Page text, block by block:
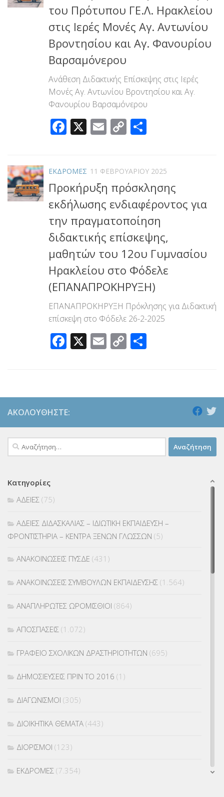
του Πρότυπου ΓΕ.Λ. Ηρακλείου
στις Ιερές Μονές Αγ. Αντωνίου
Βροντησίου και Αγ. Φανουρίου
Βαρσαμόνερου
Ανάθεση Διδακτικής Επίσκεψης στις Ιερές
Μονές Αγ. Αντωνίου Βροντησίου και Αγ.
Φανουρίου Βαρσαμόνερου
Facebook
X Email
Copy
ΕΚΔΡΟΜΕΣ 11 ΦΕΒΡΟΥΑΡΊΟΥ 2025
Προκήρυξη πρόσκλησης
εκδήλωσης ενδιαφέροντος για
την πραγματοποίηση
διδακτικής επίσκεψης,
μαθητών του 12ου Γυμνασίου
Ηρακλείου στο Φόδελε
(ΕΠΑΝΑΠΡΟΚΗΡΥΞΗ)
ΕΠΑΝΑΠΡΟΚΗΡΥΞΗ Πρόκλησης για Διδακτική
επίσκεψη στο Φόδελε 26-2-2025
Facebook
X Email
Copy
ΑΚΟΛΟΥΘΉΣΤΕ:
Αναζήτηση
για:
Κατηγορίες
ΑΔΕΙΕΣ (75)
ΑΔΕΙΕΣ ΔΙΔΑΣΚΑΛΙΑΣ – ΙΔΙΩΤΙΚΗ ΕΚΠΑΙΔΕΥΣΗ –
ΦΡΟΝΤΙΣΤΗΡΙΑ – ΚΕΝΤΡΑ ΞΕΝΩΝ ΓΛΩΣΣΩΝ (5)
ΑΝΑΚΟΙΝΩΣΕΙΣ ΠΥΣΔΕ (431)
ΑΝΑΚΟΙΝΩΣΕΙΣ ΣΥΜΒΟΥΛΩΝ ΕΚΠΑΙΔΕΥΣΗΣ (1.564)
ΑΝΑΠΛΗΡΩΤΕΣ ΩΡΟΜΙΣΘΙΟΙ (864)
ΑΠΟΣΠΑΣΕΙΣ (1.072)
ΓΡΑΦΕΙΟ ΣΧΟΛΙΚΩΝ ΔΡΑΣΤΗΡΙΟΤΗΤΩΝ (695)
ΔΗΜΟΣΙΕΥΣΕΙΣ ΠΡΙΝ ΤΟ 2016 (1)
ΔΙΑΓΩΝΙΣΜΟΙ (305)
ΔΙΟΙΚΗΤΙΚΑ ΘΕΜΑΤΑ (443)
ΔΙΟΡΙΣΜΟΙ (123)
ΕΚΔΡΟΜΕΣ (7.354)